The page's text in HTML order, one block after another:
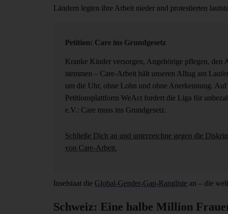
Ländern legten ihre Arbeit nieder und protestierten
Petition: Care ins Grundgesetz
Kranke Kinder versorgen, Angehörige pflegen, den
stemmen – Care-Arbeit hält unseren Alltag am
um die Uhr, ohne Lohn und ohne Anerkennung. Auf
Petitionsplattform WeAct fordert die Liga für
e.V.: Care muss ins Grundgesetz.
Schließe Dich an und unterzeichne gegen die
von Care-Arbeit.
Inselstaat die Global-Gender-Gap-Rangliste an – die
Schweiz: Eine halbe Million